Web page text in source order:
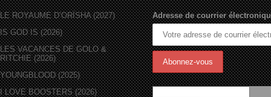
LE ROYAUME D’ORÏSHA (2027)
IS GOD IS (2026)
LES VACANCES DE GOLO &
RITCHIE (2026)
YOUNGBLOOD (2025)
I LOVE BOOSTERS (2026)
Adresse de courrier